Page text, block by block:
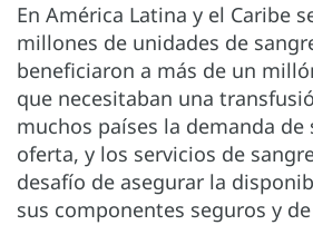
En América Latina y el Caribe
millones de unidades de
beneficiaron a más de un
que necesitaban una
muchos países la demanda de
oferta, y los servicios de
desafío de asegurar la
sus componentes seguros y